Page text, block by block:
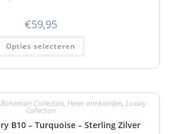
€59,95
Opties selecteren
Bohemian Collection, Heren armbanden, Luxury
Collection
B10 – Turquoise – Sterling Zilver